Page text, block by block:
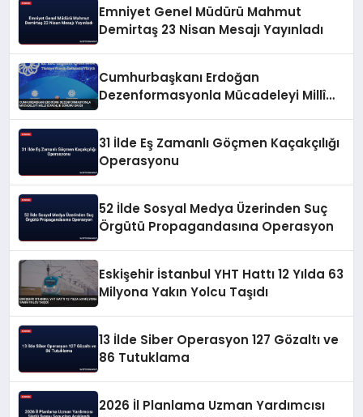
Emniyet Genel Müdürü Mahmut
Demirtaş 23 Nisan Mesajı Yayınladı
Cumhurbaşkanı Erdoğan
Dezenformasyonla Mücadeleyi Millî
31 İlde Eş Zamanlı Göçmen Kaçakçılığı
Operasyonu
52 İlde Sosyal Medya Üzerinden Suç
Örgütü Propagandasına Operasyon
Eskişehir İstanbul YHT Hattı 12 Yılda 63
Milyona Yakın Yolcu Taşıdı
13 İlde Siber Operasyon 127 Gözaltı ve
86 Tutuklama
2026 İl Planlama Uzman Yardımcısı